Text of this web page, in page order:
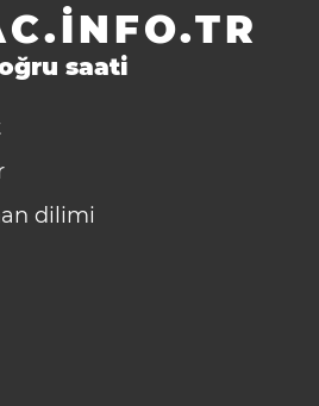
saati
dilimi